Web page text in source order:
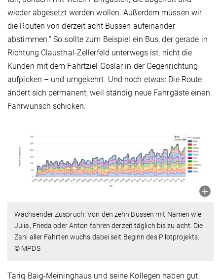
wieder abgesetzt werden wollen. Außerdem müssen wir
die Routen von derzeit acht Bussen aufeinander
abstimmen.“ So sollte zum Beispiel ein Bus, der gerade in
Richtung Clausthal-Zellerfeld unterwegs ist, nicht die
Kunden mit dem Fahrtziel Goslar in der Gegenrichtung
aufpicken – und umgekehrt. Und noch etwas: Die Route
ändert sich permanent, weil ständig neue Fahrgäste einen
Fahrwunsch schicken.
Wachsender Zuspruch: Von den zehn Bussen mit Namen wie
Julia, Frieda oder Anton fahren derzeit täglich bis zu acht. Die
Zahl aller Fahrten wuchs dabei seit Beginn des Pilotprojekts.
© MPDS
Tariq Baig-Meininghaus und seine Kollegen haben gut